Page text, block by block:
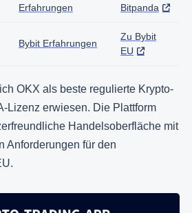
Erfahrungen Bitpanda
Bybit Erfahrungen
Zu Bybit
EU
OKX als beste regulierte Krypto-
Lizenz erwiesen. Die Plattform
Handelsoberfläche mit
Anforderungen für den